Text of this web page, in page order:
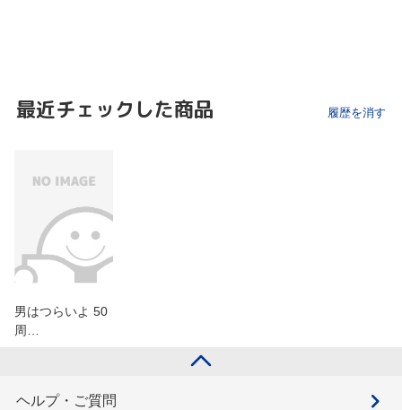
最近チェックした商品 履歴を消す
男はつらいよ 50
周…
ヘルプ・ご質問